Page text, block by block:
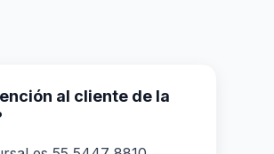
al cliente de la